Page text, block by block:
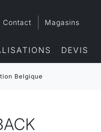
Contact Magasins
DEVIS
Belgique